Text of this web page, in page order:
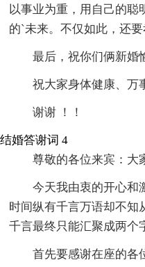
以事业为重，用自己的
的`未来。不仅如此，还要
最后，祝你们俩新婚
祝大家身体健康、万
谢谢 ！！
结婚答谢词 4
尊敬的各位来宾：大
今天我由衷的开心和
时间纵有千言万语却不知
千言最终只能汇聚成两个
首先要感谢在座的各